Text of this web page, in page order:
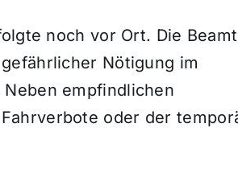
noch vor Ort. Die
Nötigung im
Neben empfindlichen
oder der